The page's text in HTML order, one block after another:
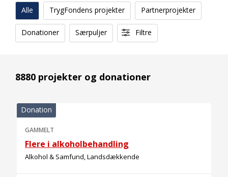
Alle TrygFondens projekter Partnerprojekter
Donationer Særpuljer Filtre
8880 projekter og donationer
Donation
GAMMELT
Flere i alkoholbehandling
Alkohol & Samfund, Landsdækkende